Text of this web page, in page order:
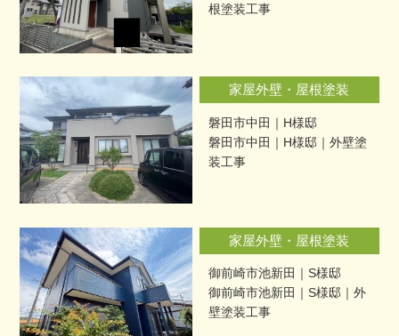
根塗装工事
家屋外壁・屋根塗装
磐田市中田｜H様邸
磐田市中田｜H様邸｜外壁塗
装工事
家屋外壁・屋根塗装
御前崎市池新田｜S様邸
御前崎市池新田｜S様邸｜外
壁塗装工事